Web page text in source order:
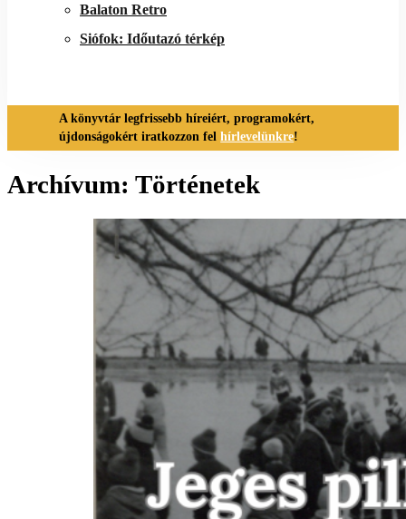
Balaton Retro
Siófok: Időutazó térkép
A könyvtár legfrissebb híreiért, programokért,
újdonságokért iratkozzon felhírlevelünkre!
Archívum: Történetek